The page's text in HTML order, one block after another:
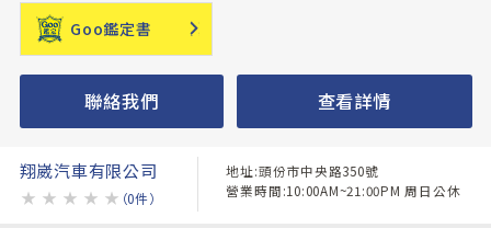
Goo鑑定書
聯絡我們 查看詳情
翔崴汽車有限公司
★ ★ ★ ★ ★ （0件）
地址:頭份市中央路350號
營業時間:10:00AM~21:00PM 周日公休